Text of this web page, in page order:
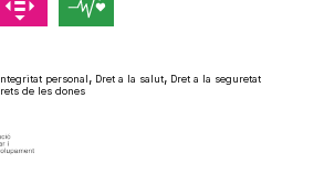
personal, Dret a la salut, Dret a la seguretat
de les dones